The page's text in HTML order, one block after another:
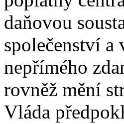
daňovou
společenství a
nepřímého
rovněž mění
Vláda